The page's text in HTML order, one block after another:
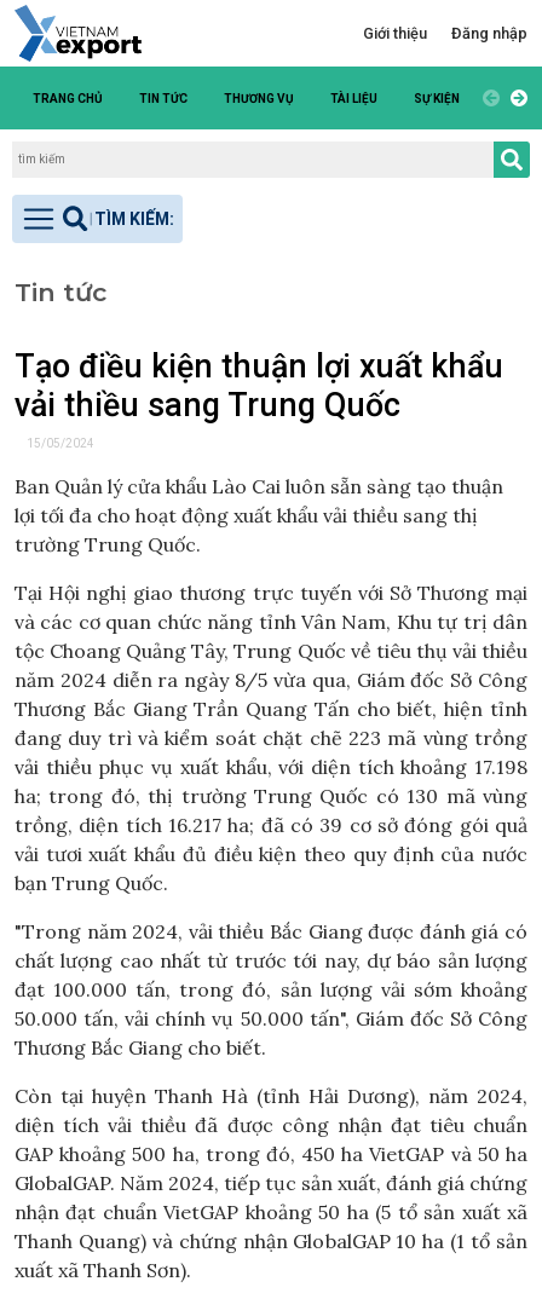
Giới thiệu Đăng nhập
TRANG CHỦ TIN TỨC THƯƠNG VỤ TÀI LIỆU SỰ KIỆN DANH
Tin tức
Tạo điều kiện thuận lợi xuất khẩu
vải thiều sang Trung Quốc
15/05/2024
Ban Quản lý cửa khẩu Lào Cai luôn sẵn sàng tạo thuận
lợi tối đa cho hoạt động xuất khẩu vải thiều sang thị
trường Trung Quốc.
Tại Hội nghị giao thương trực tuyến với Sở Thương mại
và các cơ quan chức năng tỉnh Vân Nam, Khu tự trị dân
tộc Choang Quảng Tây, Trung Quốc về tiêu thụ vải thiều
năm 2024 diễn ra ngày 8/5 vừa qua, Giám đốc Sở Công
Thương Bắc Giang Trần Quang Tấn cho biết, hiện tỉnh
đang duy trì và kiểm soát chặt chẽ 223 mã vùng trồng
vải thiều phục vụ xuất khẩu, với diện tích khoảng 17.198
ha; trong đó, thị trường Trung Quốc có 130 mã vùng
trồng, diện tích 16.217 ha; đã có 39 cơ sở đóng gói quả
vải tươi xuất khẩu đủ điều kiện theo quy định của nước
bạn Trung Quốc.
"Trong năm 2024, vải thiều Bắc Giang được đánh giá có
chất lượng cao nhất từ trước tới nay, dự báo sản lượng
đạt 100.000 tấn, trong đó, sản lượng vải sớm khoảng
50.000 tấn, vải chính vụ 50.000 tấn", Giám đốc Sở Công
Thương Bắc Giang cho biết.
Còn tại huyện Thanh Hà (tỉnh Hải Dương), năm 2024,
diện tích vải thiều đã được công nhận đạt tiêu chuẩn
GAP khoảng 500 ha, trong đó, 450 ha VietGAP và 50 ha
GlobalGAP. Năm 2024, tiếp tục sản xuất, đánh giá chứng
nhận đạt chuẩn VietGAP khoảng 50 ha (5 tổ sản xuất xã
Thanh Quang) và chứng nhận GlobalGAP 10 ha (1 tổ sản
xuất xã Thanh Sơn).